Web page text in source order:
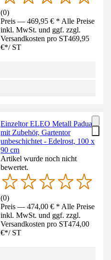
(0)
Preis — 469,95 € * Alle Preise
inkl. MwSt. und ggf. zzgl.
Versandkosten pro ST469,95
€*/ ST
Einzeltor ELEO Metall Padua
mit Zubehör, Gartentor
unbeschichtet - Edelrost, 100 x
90 cm
Artikel wurde noch nicht
bewertet.
(0)
Preis — 474,00 € * Alle Preise
inkl. MwSt. und ggf. zzgl.
Versandkosten pro ST474,00
€*/ ST